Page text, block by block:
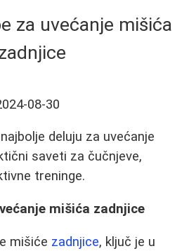
za uvećanje mišića
08-30
deluju za uvećanje
saveti za čučnjeve,
treninge.
mišića zadnjice
mišiće zadnjice, ključ je u